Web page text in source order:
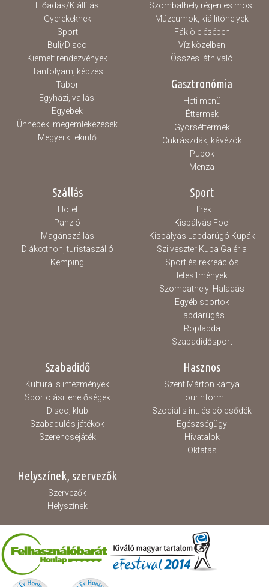
Előadás/Kiállítás
Gyerekeknek
Sport
Buli/Disco
Kiemelt rendezvények
Tanfolyam, képzés
Tábor
Egyházi, vallási
Egyebek
Ünnepek, megemlékezések
Megyei kitekintő
Szombathely régen és most
Múzeumok, kiállítóhelyek
Fák ölelésében
Víz közelben
Összes látnivaló
Gasztronómia
Heti menü
Éttermek
Gyorséttermek
Cukrászdák, kávézók
Pubok
Menza
Szállás
Hotel
Panzió
Magánszállás
Diákotthon, turistaszálló
Kemping
Sport
Hírek
Kispályás Foci
Kispályás Labdarúgó Kupák
Szilveszter Kupa Galéria
Sport és rekreációs
létesítmények
Szombathelyi Haladás
Egyéb sportok
Labdarúgás
Röplabda
Szabadidősport
Szabadidő
Kulturális intézmények
Sportolási lehetőségek
Disco, klub
Szabadulós játékok
Szerencsejáték
Hasznos
Szent Márton kártya
Tourinform
Szociális int. és bölcsődék
Egészségügy
Hivatalok
Oktatás
Helyszínek, szervezők
Szervezők
Helyszínek